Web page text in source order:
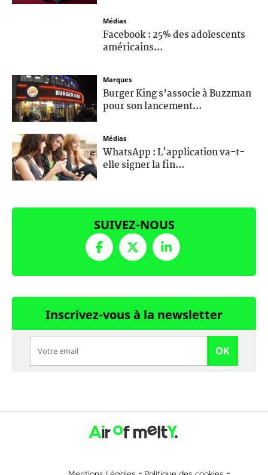
Médias
Facebook : 25% des adolescents
américains...
Marques
Burger King s’associe à Buzzman
pour son lancement...
Médias
WhatsApp : L'application va-t-
elle signer la fin...
SUIVEZ-NOUS
Inscrivez-vous à la newsletter
OK